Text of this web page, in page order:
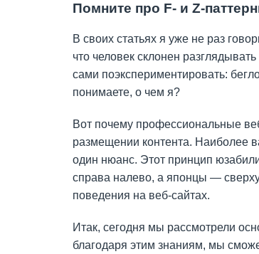
Помните про F- и Z-
В своих статьях я уже не раз
что человек склонен
сами поэкспериментировать:
понимаете, о чем я?
Вот почему профессиональные
размещении контента. Наиболее
один нюанс. Этот принцип
справа налево, а японцы — сверху
поведения на веб-сайтах.
Итак, сегодня мы рассмотрели
благодаря этим знаниям, мы